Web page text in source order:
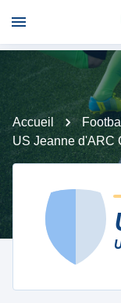
Accueil Football
US Jeanne d'ARC